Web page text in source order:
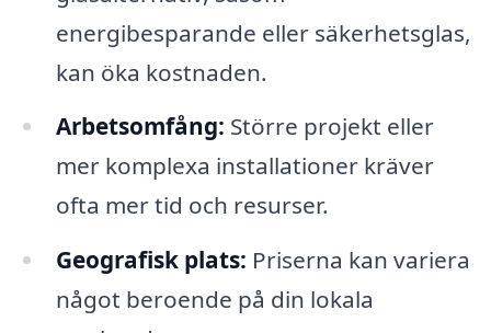
energibesparande eller säkerhetsglas,
kan öka kostnaden.
Arbetsomfång: Större projekt eller
mer komplexa installationer kräver
ofta mer tid och resurser.
Geografisk plats: Priserna kan variera
något beroende på din lokala